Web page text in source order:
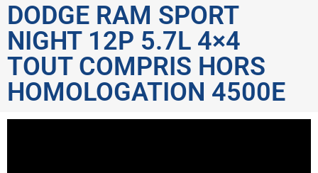
DODGE RAM SPORT
NIGHT 12P 5.7L 4×4
TOUT COMPRIS HORS
HOMOLOGATION 4500E